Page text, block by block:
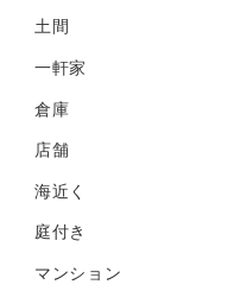
土間
一軒家
倉庫
店舗
海近く
庭付き
マンション